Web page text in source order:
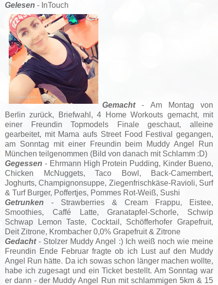
Gelesen - InTouch
Gemacht- Am Montag von
Berlin zurück, Briefwahl, 4 Home Workouts gemacht, mit
einer Freundin Topmodels Finale geschaut, alleine
gearbeitet, mit Mama aufs Street Food Festival gegangen,
am Sonntag mit einer Freundin beim Muddy Angel Run
München teilgenommen (Bild von danach mit Schlamm :D)
Gegessen - Ehrmann High Protein Pudding, Kinder Bueno,
Chicken McNuggets, Taco Bowl, Back-Camembert,
Joghurts, Champignonsuppe, Ziegenfrischkäse-Ravioli, Surf
& Turf Burger, Poffertjes, Pommes Rot-Weiß, Sushi
Getrunken - Strawberries & Cream Frappu, Eistee,
Smoothies, Caffé Latte, Granatapfel-Schorle, Schwip
Schwap Lemon Taste, Cocktail, Schöfferhofer Grapefruit,
Deit Zitrone, Krombacher 0,0% Grapefruit & Zitrone
Gedacht- Stolzer Muddy Angel :) Ich weiß noch wie meine
Freundin Ende Februar fragte ob ich Lust auf den Muddy
Angel Run hätte. Da ich sowas schon länger machen wollte,
habe ich zugesagt und ein Ticket bestellt. Am Sonntag war
er dann - der Muddy Angel Run mit schlammigen 5km & 15